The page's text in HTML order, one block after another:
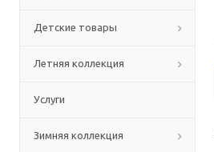
Детские товары
Летняя коллекция
Услуги
Зимняя коллекция